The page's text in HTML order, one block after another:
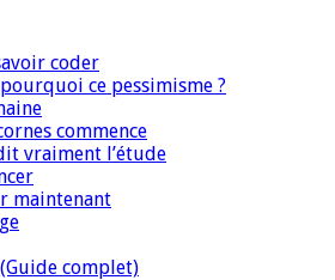
coder
ce pessimisme ?
commence
vraiment l’étude
maintenant
complet)